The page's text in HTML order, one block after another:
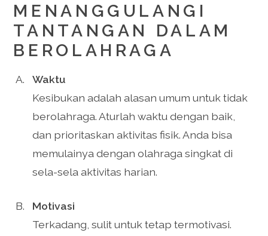
MENANGGULANGI
TANTANGAN DALAM
BEROLAHRAGA
Waktu
Kesibukan adalah alasan umum untuk tidak
berolahraga. Aturlah waktu dengan baik,
dan prioritaskan aktivitas fisik. Anda bisa
memulainya dengan olahraga singkat di
sela-sela aktivitas harian.
Motivasi
Terkadang, sulit untuk tetap termotivasi.